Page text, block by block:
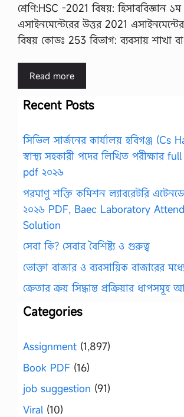
শ্রেণি:HSC -2021 বিষয়: হিসাববিজ্ঞান ১ম
এসাইনমেন্টেরের উত্তর 2021
বিষয় কোডঃ 253 বিভাগ: ব্যবসায় শাখা
Read more
Recent Posts
সিভিল সার্জনের কার্যালয় হবিগঞ্জ (Cs
স্বাস্থ্য সহকারী পদের লিখিত পরীক্ষার full
pdf ২০২৬
পরমাণু শক্তি কমিশন ল্যাবরেটরি
২০২৬ PDF, Baec Laboratory
Solution
সেবা কি? সেবার বৈশিষ্ট্য ও গুরুত্ব
ভোক্তা বাজার ও ব্যবসায়িক বাজারের
ক্রেতার ক্রয় সিদ্ধান্ত প্রক্রিয়ার
Categories
Assignment (1,897)
Book PDF (16)
job suggestion (91)
Viral (10)